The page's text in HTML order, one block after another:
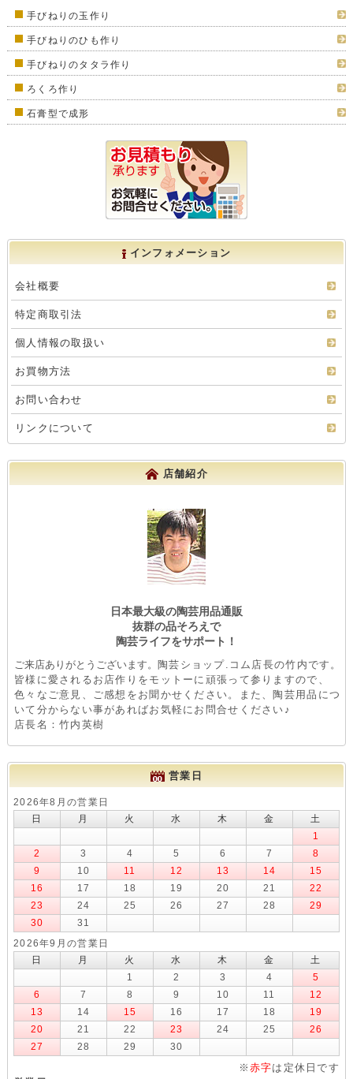
手びねりの玉作り
手びねりのひも作り
手びねりのタタラ作り
ろくろ作り
石膏型で成形
インフォメーション
会社概要
特定商取引法
個人情報の取扱い
お買物方法
お問い合わせ
リンクについて
店舗紹介
日本最大級の陶芸用品通販
抜群の品そろえで
陶芸ライフをサポート！
ご来店ありがとうございます。 陶芸ショップ.コム店長の竹内です。
皆様に愛されるお店作りをモットーに頑張って参りますので、
色々なご意見、ご感想をお聞かせください。また、陶芸用品につ
いて分からない事があればお気軽にお問合せください♪
店長名：竹内英樹
営業日
2026年8月の営業日
日
月 火 水 木 金
土
1
2
3 4 5 6 7
8
9
10 11 12 13 14
15
16
17 18 19 20 21
22
23
24 25 26 27 28
29
30
31
2026年9月の営業日
日
月 火 水 木 金
土
1
2 3 4
5
6
7 8 9 10 11
12
13
14 15 16 17 18
19
20
21 22 23 24 25
26
27
28 29 30
※ 赤字は定休日です